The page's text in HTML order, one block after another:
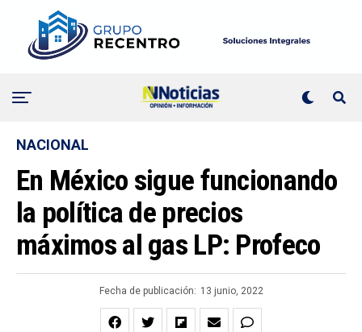
NACIONAL
En México sigue funcionando
la política de precios
máximos al gas LP: Profeco
Fecha de publicación: 13 junio, 2022